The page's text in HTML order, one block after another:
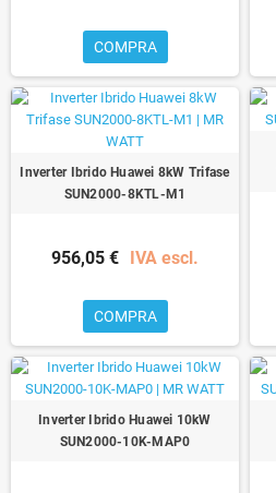
COMPRA
Inverter Ibrido Huawei 8kW Trifase
SUN2000-8KTL-M1
956,05 € IVA escl.
COMPRA
Inverter Ibrido Huawei 10kW
SUN2000-10K-MAP0